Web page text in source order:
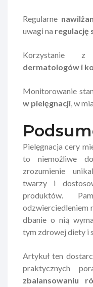
Regularne
uwagi na regulację
Korzystanie
dermatologów i
Monitorowanie
w pielęgnacji, w
Pielęgnacja cery
to niemożliwe
zrozumienie
twarzy i
produktów.
odzwierciedleniem
dbanie o nią
tym zdrowej diety i
Artykuł ten
praktycznych
zbalansowaniu